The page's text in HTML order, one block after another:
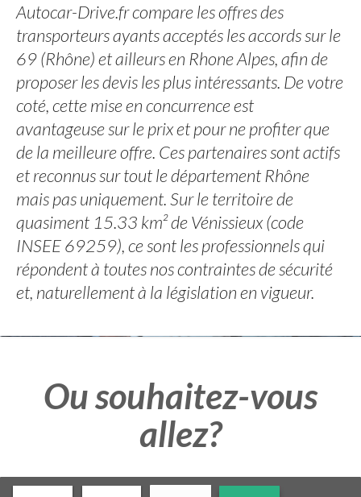
Autocar-Drive.fr compare les offres des
transporteurs ayants acceptés les accords sur le
69 (Rhône) et ailleurs en Rhone Alpes, afin de
proposer les devis les plus intéressants. De votre
coté, cette mise en concurrence est
avantageuse sur le prix et pour ne profiter que
de la meilleure offre. Ces partenaires sont actifs
et reconnus sur tout le département Rhône
mais pas uniquement. Sur le territoire de
quasiment 15.33 km² de Vénissieux (code
INSEE 69259), ce sont les professionnels qui
répondent à toutes nos contraintes de sécurité
et, naturellement à la législation en vigueur.
Ou souhaitez-vous
allez?